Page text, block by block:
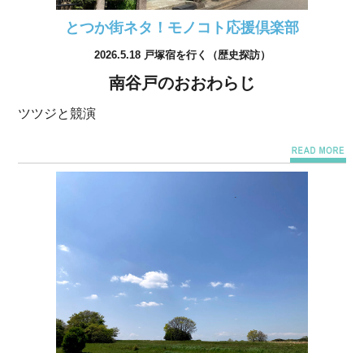
とつか街ネタ！モノコト応援倶楽部
2026.5.18 戸塚宿を行く（歴史探訪）
南谷戸のおおわらじ
ツツジと競演